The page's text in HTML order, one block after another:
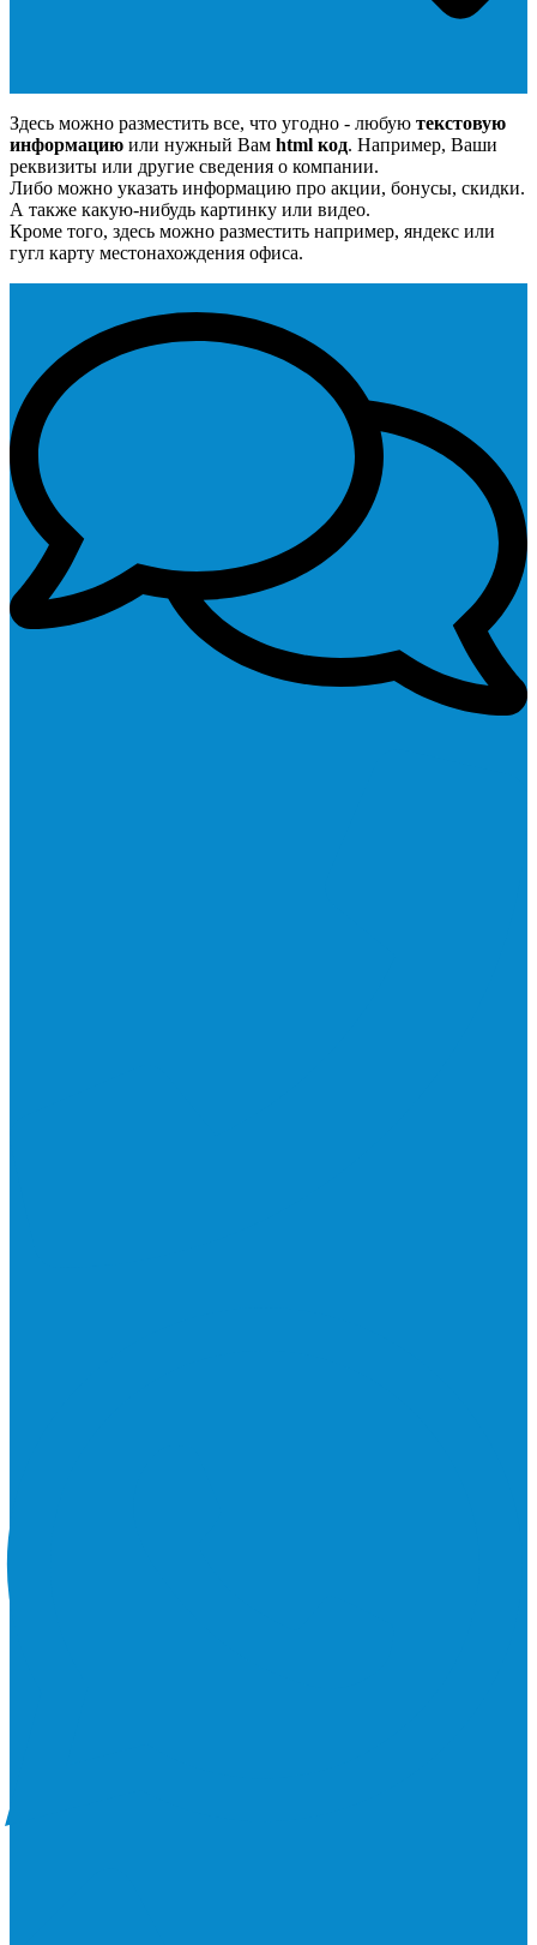
Здесь можно разместить все, что угодно - любую текстовую
информацию или нужный Вам html код. Например, Ваши
реквизиты или другие сведения о компании.
Либо можно указать информацию про акции, бонусы, скидки.
А также какую-нибудь картинку или видео.
Кроме того, здесь можно разместить например, яндекс или
гугл карту местонахождения офиса.